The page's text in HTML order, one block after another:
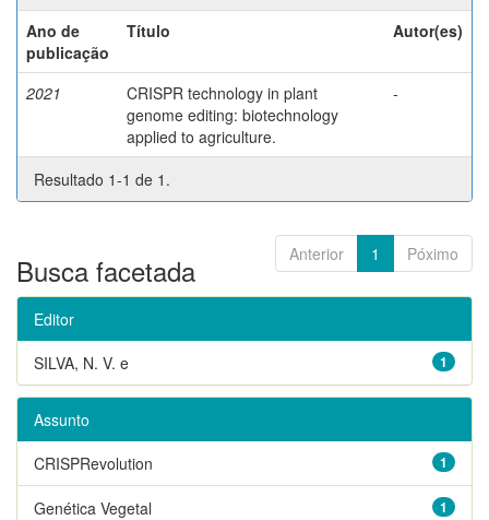
Ano de
publicação
Título Autor(es)
2021
CRISPR technology in plant
genome editing: biotechnology
applied to agriculture.
-
Resultado 1-1 de 1.
Anterior 1 Póximo
Busca facetada
Editor
1
SILVA, N. V. e
Assunto
1
CRISPRevolution
1
Genética Vegetal